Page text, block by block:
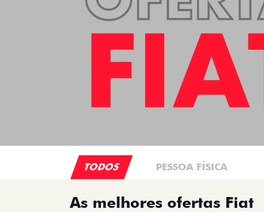
TODOS PESSOA FÍSICA
As melhores ofertas Fiat